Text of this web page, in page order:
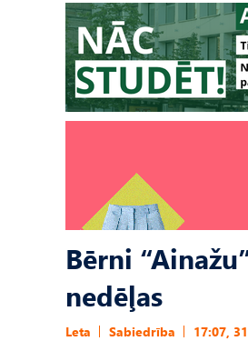
Bērni
nedēļas
Leta Sabiedrība 17:07,